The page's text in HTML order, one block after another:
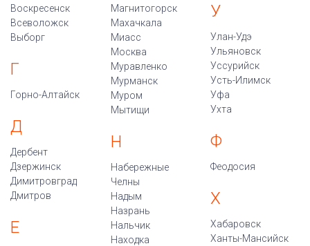
Воскресенск
Всеволожск
Выборг
Г
Горно-Алтайск
Д
Дербент
Дзержинск
Димитровград
Дмитров
Е
Магнитогорск
Махачкала
Миасс
Москва
Муравленко
Мурманск
Муром
Мытищи
Н
Набережные
Челны
Надым
Назрань
Нальчик
Находка
У
Улан-Удэ
Ульяновск
Уссурийск
Усть-Илимск
Уфа
Ухта
Ф
Феодосия
Х
Хабаровск
Ханты-Мансийск